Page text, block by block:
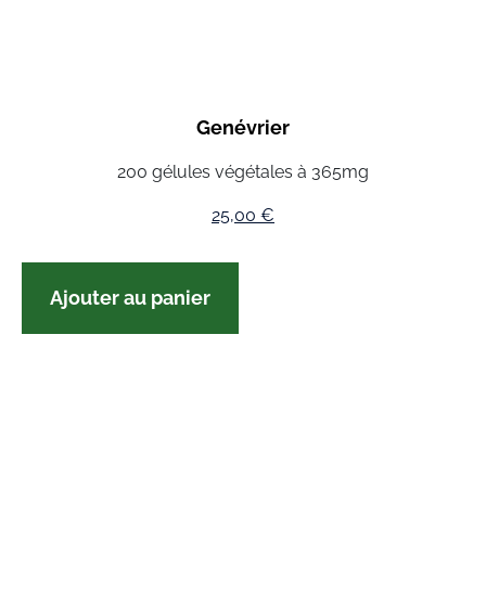
Genévrier
200 gélules végétales à 365mg
25,00 €
Ajouter au panier